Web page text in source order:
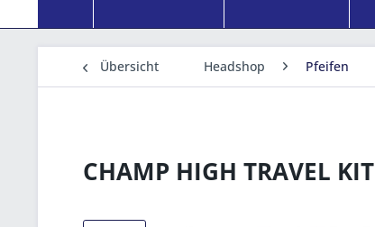
Übersicht Headshop Pfeifen
CHAMP HIGH TRAVEL KIT